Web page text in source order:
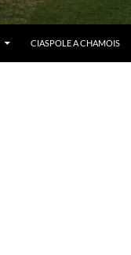
CIASPOLE A CHAMOIS